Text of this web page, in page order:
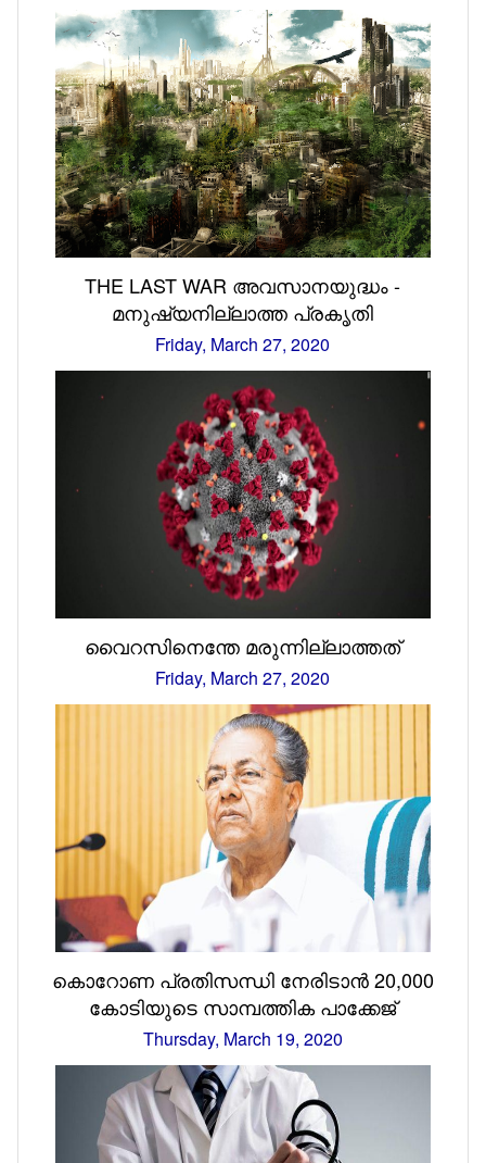
THE LAST WAR അവസാനയുദ്ധം -
മനുഷ്യനില്ലാത്ത പ്രകൃതി
Friday, March 27, 2020
വൈറസിനെന്തേ മരുന്നില്ലാത്തത്
Friday, March 27, 2020
കൊറോണ പ്രതിസന്ധി നേരിടാൻ 20,000
കോടിയുടെ സാമ്പത്തിക പാക്കേജ്
Thursday, March 19, 2020